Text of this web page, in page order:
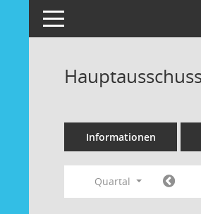
Toggle navigation
Informationen
Quartal